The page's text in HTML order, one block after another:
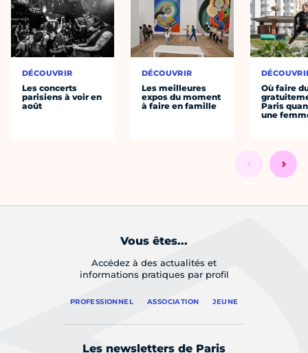
DÉCOUVRIR
Les concerts
parisiens à voir en
août
DÉCOUVRIR
Les meilleures
expos du moment
à faire en famille
Où faire
Paris
une
Vous êtes...
Accédez à des actualités et
informations pratiques par profil
PROFESSIONNEL ASSOCIATION JEUNE
Les newsletters de Paris